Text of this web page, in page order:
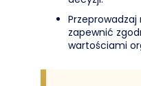
zapewnić
wartościami